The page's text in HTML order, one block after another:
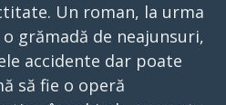
Un roman, la urma
grămadă de neajunsuri,
accidente dar poate
să fie o operă